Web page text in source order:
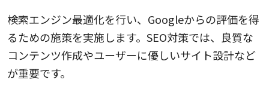
検索エンジン最適化を行い、Googleからの評価を得
るための施策を実施します。SEO対策では、良質な
コンテンツ作成やユーザーに優しいサイト設計など
が重要です。